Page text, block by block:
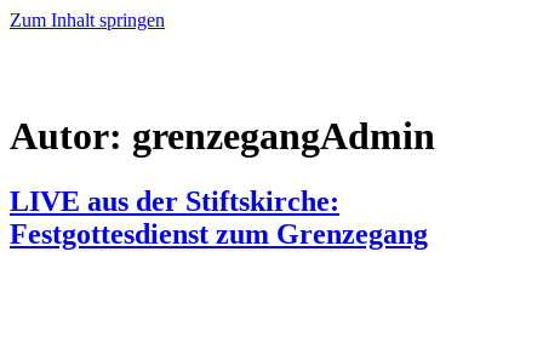
Zum Inhalt springen
Autor: grenzegangAdmin
LIVE aus der Stiftskirche:
Festgottesdienst zum Grenzegang